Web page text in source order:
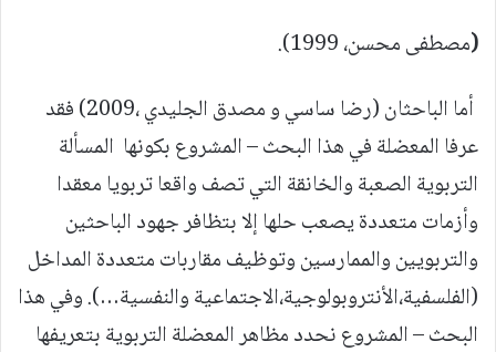
(مصطفى محسن، 1999).
أما الباحثان (رضا ساسي و مصدق الجليدي ،2009) فقد
عرفا المعضلة في هذا البحث – المشروع بكونها المسألة
التربوية الصعبة والخانقة التي تصف واقعا تربويا معقدا
وأزمات متعددة يصعب حلها إلا بتظافر جهود الباحثين
والتربويين والممارسين وتوظيف مقاربات متعددة المداخل
(الفلسفية،الأنتروبولوجية،الاجتماعية والنفسية…). وفي هذا
البحث – المشروع نحدد مظاهر المعضلة التربوية بتعريفها